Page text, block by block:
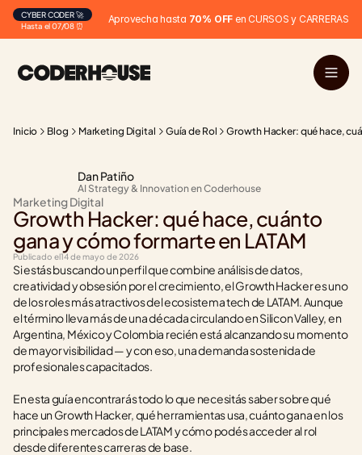
Hasta el 07/08 ⏰
CYBER CODER 🚀 Aprovecha hasta 70% OFF en CURSOS y CARRERAS
Inicio Blog Marketing Digital Guía de Rol Growth Hacker: qué hace,
Dan Patiño
AI Strategy & Innovation en Coderhouse
Marketing Digital
Growth Hacker: qué hace, cuánto
gana y cómo formarte en LATAM
Publicado el14 de mayo de 2026
Si estás buscando un perfil que combine análisis de datos,
creatividad y obsesión por el crecimiento, el Growth Hacker es uno
de los roles más atractivos del ecosistema tech de LATAM. Aunque
el término lleva más de una década circulando en Silicon Valley, en
Argentina, México y Colombia recién está alcanzando su momento
de mayor visibilidad — y con eso, una demanda sostenida de
profesionales capacitados.
En esta guía encontrarás todo lo que necesitás saber sobre qué
hace un Growth Hacker, qué herramientas usa, cuánto gana en los
principales mercados de LATAM y cómo podés acceder al rol
desde diferentes carreras de base.